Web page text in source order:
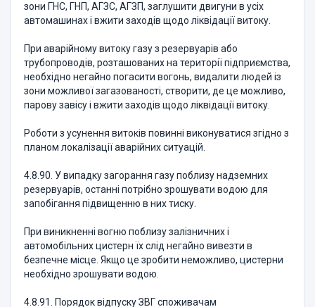
зони ГНС, ГНП, АГЗС, АГЗП, заглушити двигуни в усіх
автомашинах і вжити заходів щодо ліквідації витоку.
При аварійному витоку газу з резервуарів або
трубопроводів, розташованих на території підприємства,
необхідно негайно погасити вогонь, видалити людей із
зони можливої загазованості, створити, де це можливо,
парову завісу і вжити заходів щодо ліквідації витоку.
Роботи з усунення витоків повинні виконуватися згідно з
планом локалізації аварійних ситуацій.
4.8.90. У випадку загорання газу поблизу надземних
резервуарів, останні потрібно зрошувати водою для
запобігання підвищенню в них тиску.
При виникненні вогню поблизу залізничних і
автомобільних цистерн їх слід негайно вивезти в
безпечне місце. Якщо це зробити неможливо, цистерни
необхідно зрошувати водою.
4.8.91. Порядок відпуску ЗВГ споживачам